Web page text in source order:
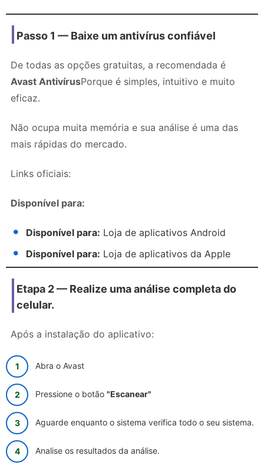
Passo 1 — Baixe um antivírus confiável
De todas as opções gratuitas, a recomendada é
Avast AntivírusPorque é simples, intuitivo e muito
eficaz.
Não ocupa muita memória e sua análise é uma das
mais rápidas do mercado.
Links oficiais:
Disponível para:
Disponível para: Loja de aplicativos Android
Disponível para: Loja de aplicativos da Apple
Etapa 2 — Realize uma análise completa do
celular.
Após a instalação do aplicativo:
Abra o Avast
Pressione o botão "Escanear"
Aguarde enquanto o sistema verifica todo o seu sistema.
Analise os resultados da análise.